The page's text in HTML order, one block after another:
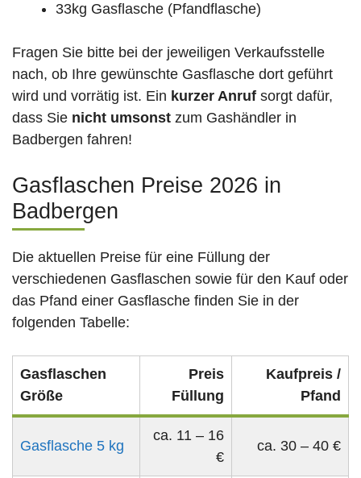
33kg Gasflasche (Pfandflasche)
Fragen Sie bitte bei der jeweiligen Verkaufsstelle
nach, ob Ihre gewünschte Gasflasche dort geführt
wird und vorrätig ist. Ein kurzer Anruf sorgt dafür,
dass Sie nicht umsonst zum Gashändler in
Badbergen fahren!
Gasflaschen Preise 2026 in
Badbergen
Die aktuellen Preise für eine Füllung der
verschiedenen Gasflaschen sowie für den Kauf oder
das Pfand einer Gasflasche finden Sie in der
folgenden Tabelle:
Gasflaschen
Größe
Preis
Füllung
Kaufpreis /
Pfand
Gasflasche 5 kg
ca. 11 – 16
€
ca. 30 – 40 €